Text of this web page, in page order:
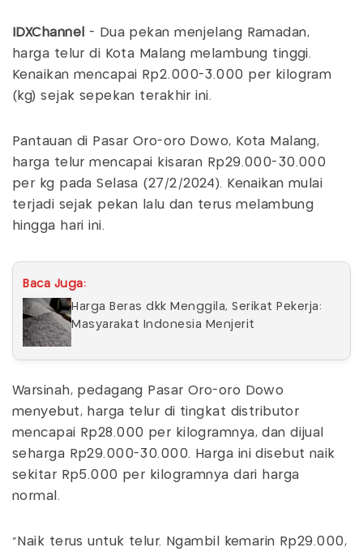
IDXChannel - Dua pekan menjelang Ramadan,
harga telur di Kota Malang melambung tinggi.
Kenaikan mencapai Rp2.000-3.000 per kilogram
(kg) sejak sepekan terakhir ini.
Pantauan di Pasar Oro-oro Dowo, Kota Malang,
harga telur mencapai kisaran Rp29.000-30.000
per kg pada Selasa (27/2/2024). Kenaikan mulai
terjadi sejak pekan lalu dan terus melambung
hingga hari ini.
Baca Juga:
Harga Beras dkk Menggila, Serikat Pekerja:
Masyarakat Indonesia Menjerit
Warsinah, pedagang Pasar Oro-oro Dowo
menyebut, harga telur di tingkat distributor
mencapai Rp28.000 per kilogramnya, dan dijual
seharga Rp29.000-30.000. Harga ini disebut naik
sekitar Rp5.000 per kilogramnya dari harga
normal.
"Naik terus untuk telur. Ngambil kemarin Rp29.000,